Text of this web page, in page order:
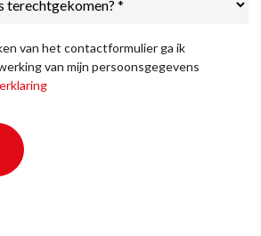
van het contactformulier ga ik
van mijn persoonsgegevens